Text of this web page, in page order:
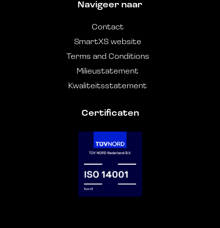
Navigeer naar
Contact
SmartXS website
Terms and Conditions
Milieustatement
Kwaliteitsstatement
Certificaten